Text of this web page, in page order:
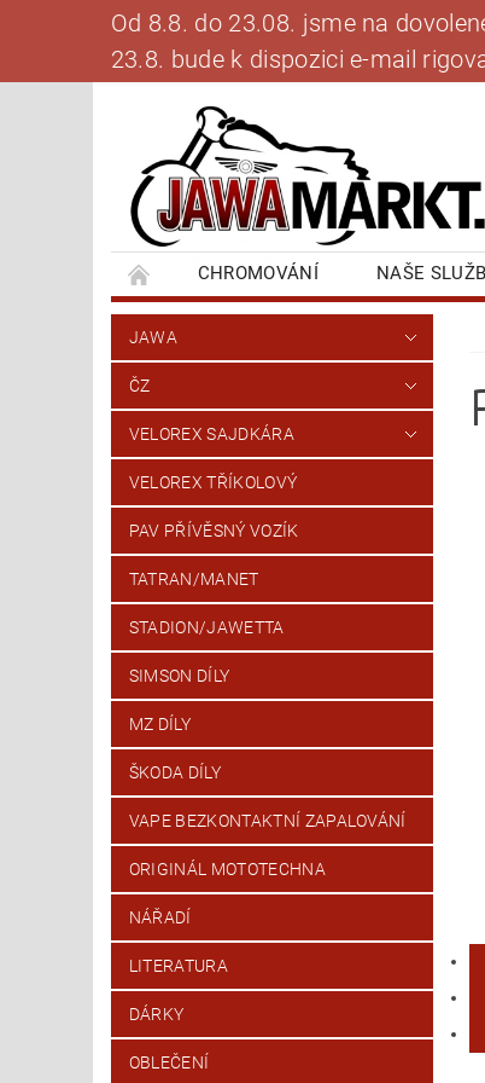
Od 8.8. do 23.08. jsme na
23.8. bude k dispozici e-mail
CHROMOVÁNÍ NAŠE
BANKOVNÍ SPOJENÍ
NAPIŠTE
JAWA
ČZ
VELOREX SAJDKÁRA
VELOREX TŘÍKOLOVÝ
PAV PŘÍVĚSNÝ VOZÍK
TATRAN/MANET
STADION/JAWETTA
SIMSON DÍLY
MZ DÍLY
ŠKODA DÍLY
VAPE BEZKONTAKTNÍ ZAPALOVÁNÍ
ORIGINÁL MOTOTECHNA
NÁŘADÍ
LITERATURA
DÁRKY
OBLEČENÍ